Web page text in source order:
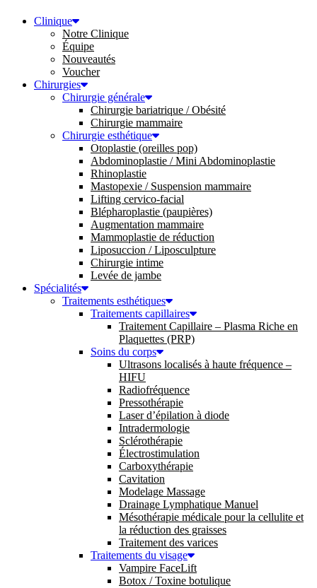
Clinique
Notre Clinique
Équipe
Nouveautés
Voucher
Chirurgies
Chirurgie générale
Chirurgie bariatrique / Obésité
Chirurgie mammaire
Chirurgie esthétique
Otoplastie (oreilles pop)
Abdominoplastie / Mini Abdominoplastie
Rhinoplastie
Mastopexie / Suspension mammaire
Lifting cervico-facial
Blépharoplastie (paupières)
Augmentation mammaire
Mammoplastie de réduction
Liposuccion / Liposculpture
Chirurgie intime
Levée de jambe
Spécialités
Traitements esthétiques
Traitements capillaires
Traitement Capillaire – Plasma Riche en
Plaquettes (PRP)
Soins du corps
Ultrasons localisés à haute fréquence –
HIFU
Radiofréquence
Pressothérapie
Laser d’épilation à diode
Intradermologie
Sclérothérapie
Électrostimulation
Carboxythérapie
Cavitation
Modelage Massage
Drainage Lymphatique Manuel
Mésothérapie médicale pour la cellulite et
la réduction des graisses
Traitement des varices
Traitements du visage
Vampire FaceLift
Botox / Toxine botulique